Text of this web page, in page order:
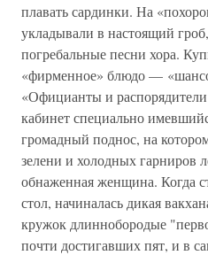
плавать сардинки. На
укладывали в настоящий
погребальные песни хора.
«фирменное» блюдо —
«Официанты и
кабинет специально
громадный поднос, на
зелени и холодных гарниров
обнаженная женщина. Когда
стол, начиналась дикая
кружок длиннобородые
почти достигавших пят, и в